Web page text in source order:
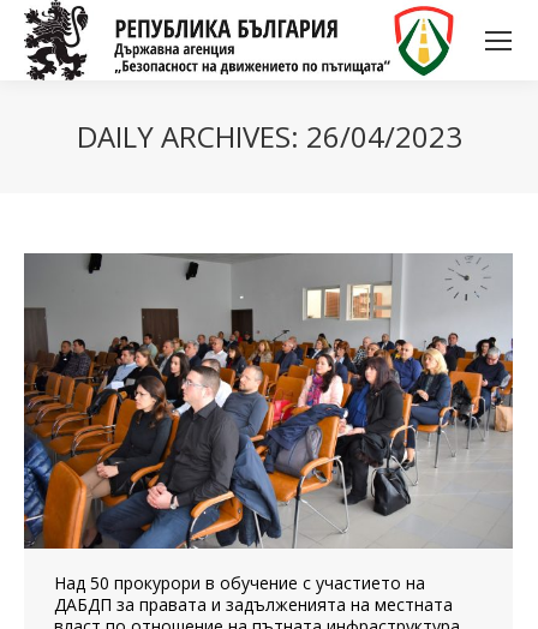
DAILY ARCHIVES: 26/04/2023
Над 50 прокурори в обучение с участието на
ДАБДП за правата и задълженията на местната